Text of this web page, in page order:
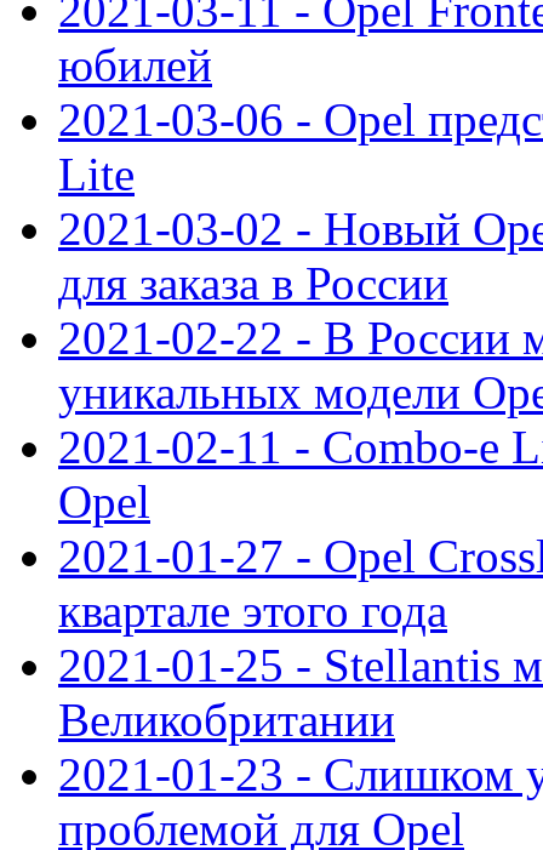
юбилей
2021-03-06 - Opel
Lite
2021-03-02 - Новый
для заказа в России
2021-02-22 - В России
уникальных модели
2021-02-11 - Combo-e
Opel
2021-01-27 - Opel
квартале этого года
2021-01-25 - Stellantis
Великобритании
2021-01-23 - Слишком
проблемой для Opel